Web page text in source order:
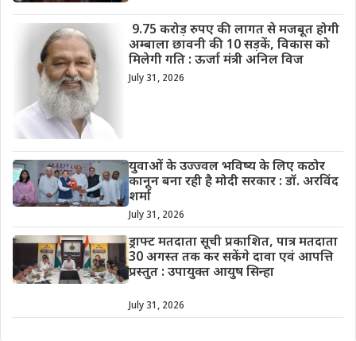
9.75 करोड़ रुपए की लागत से मजबूत होगी
अम्बाला छावनी की 10 सड़कें, विकास को
मिलेगी गति : ऊर्जा मंत्री अनिल विज
July 31, 2026
युवाओं के उज्ज्वल भविष्य के लिए कठोर
कानून बना रही है मोदी सरकार : डॉ. अरविंद
शर्मा
July 31, 2026
ड्राफ्ट मतदाता सूची प्रकाशित, पात्र मतदाता
30 अगस्त तक कर सकेंगे दावा एवं आपत्ति
प्रस्तुत : उपायुक्त आयुष सिन्हा
July 31, 2026